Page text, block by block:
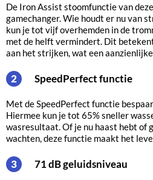
De Iron Assist stoomfunctie van
gamechanger. Wie houdt er nu van
kun je tot vijf overhemden in de
met de helft vermindert. Dit
aan het strijken, wat een
2 SpeedPerfect functie
Met de SpeedPerfect functie
Hiermee kun je tot 65% sneller
wasresultaat. Of je nu haast hebt of
wachten, deze functie maakt het
3 71 dB geluidsniveau